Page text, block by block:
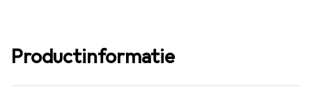
Productinformatie